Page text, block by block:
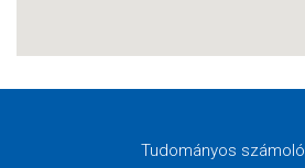
Tudományos